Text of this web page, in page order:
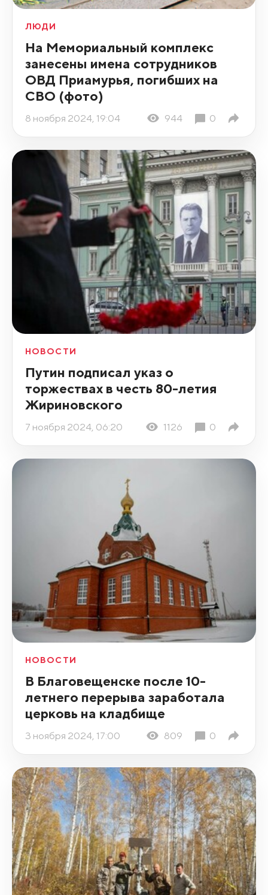
ЛЮДИ
На Мемориальный комплекс
занесены имена сотрудников
ОВД Приамурья, погибших на
СВО (фото)
8 ноября 2024, 19:04 944 0
НОВОСТИ
Путин подписал указ о
торжествах в честь 80-летия
Жириновского
7 ноября 2024, 06:20 1126 0
НОВОСТИ
В Благовещенске после 10-
летнего перерыва заработала
церковь на кладбище
3 ноября 2024, 17:00 809 0